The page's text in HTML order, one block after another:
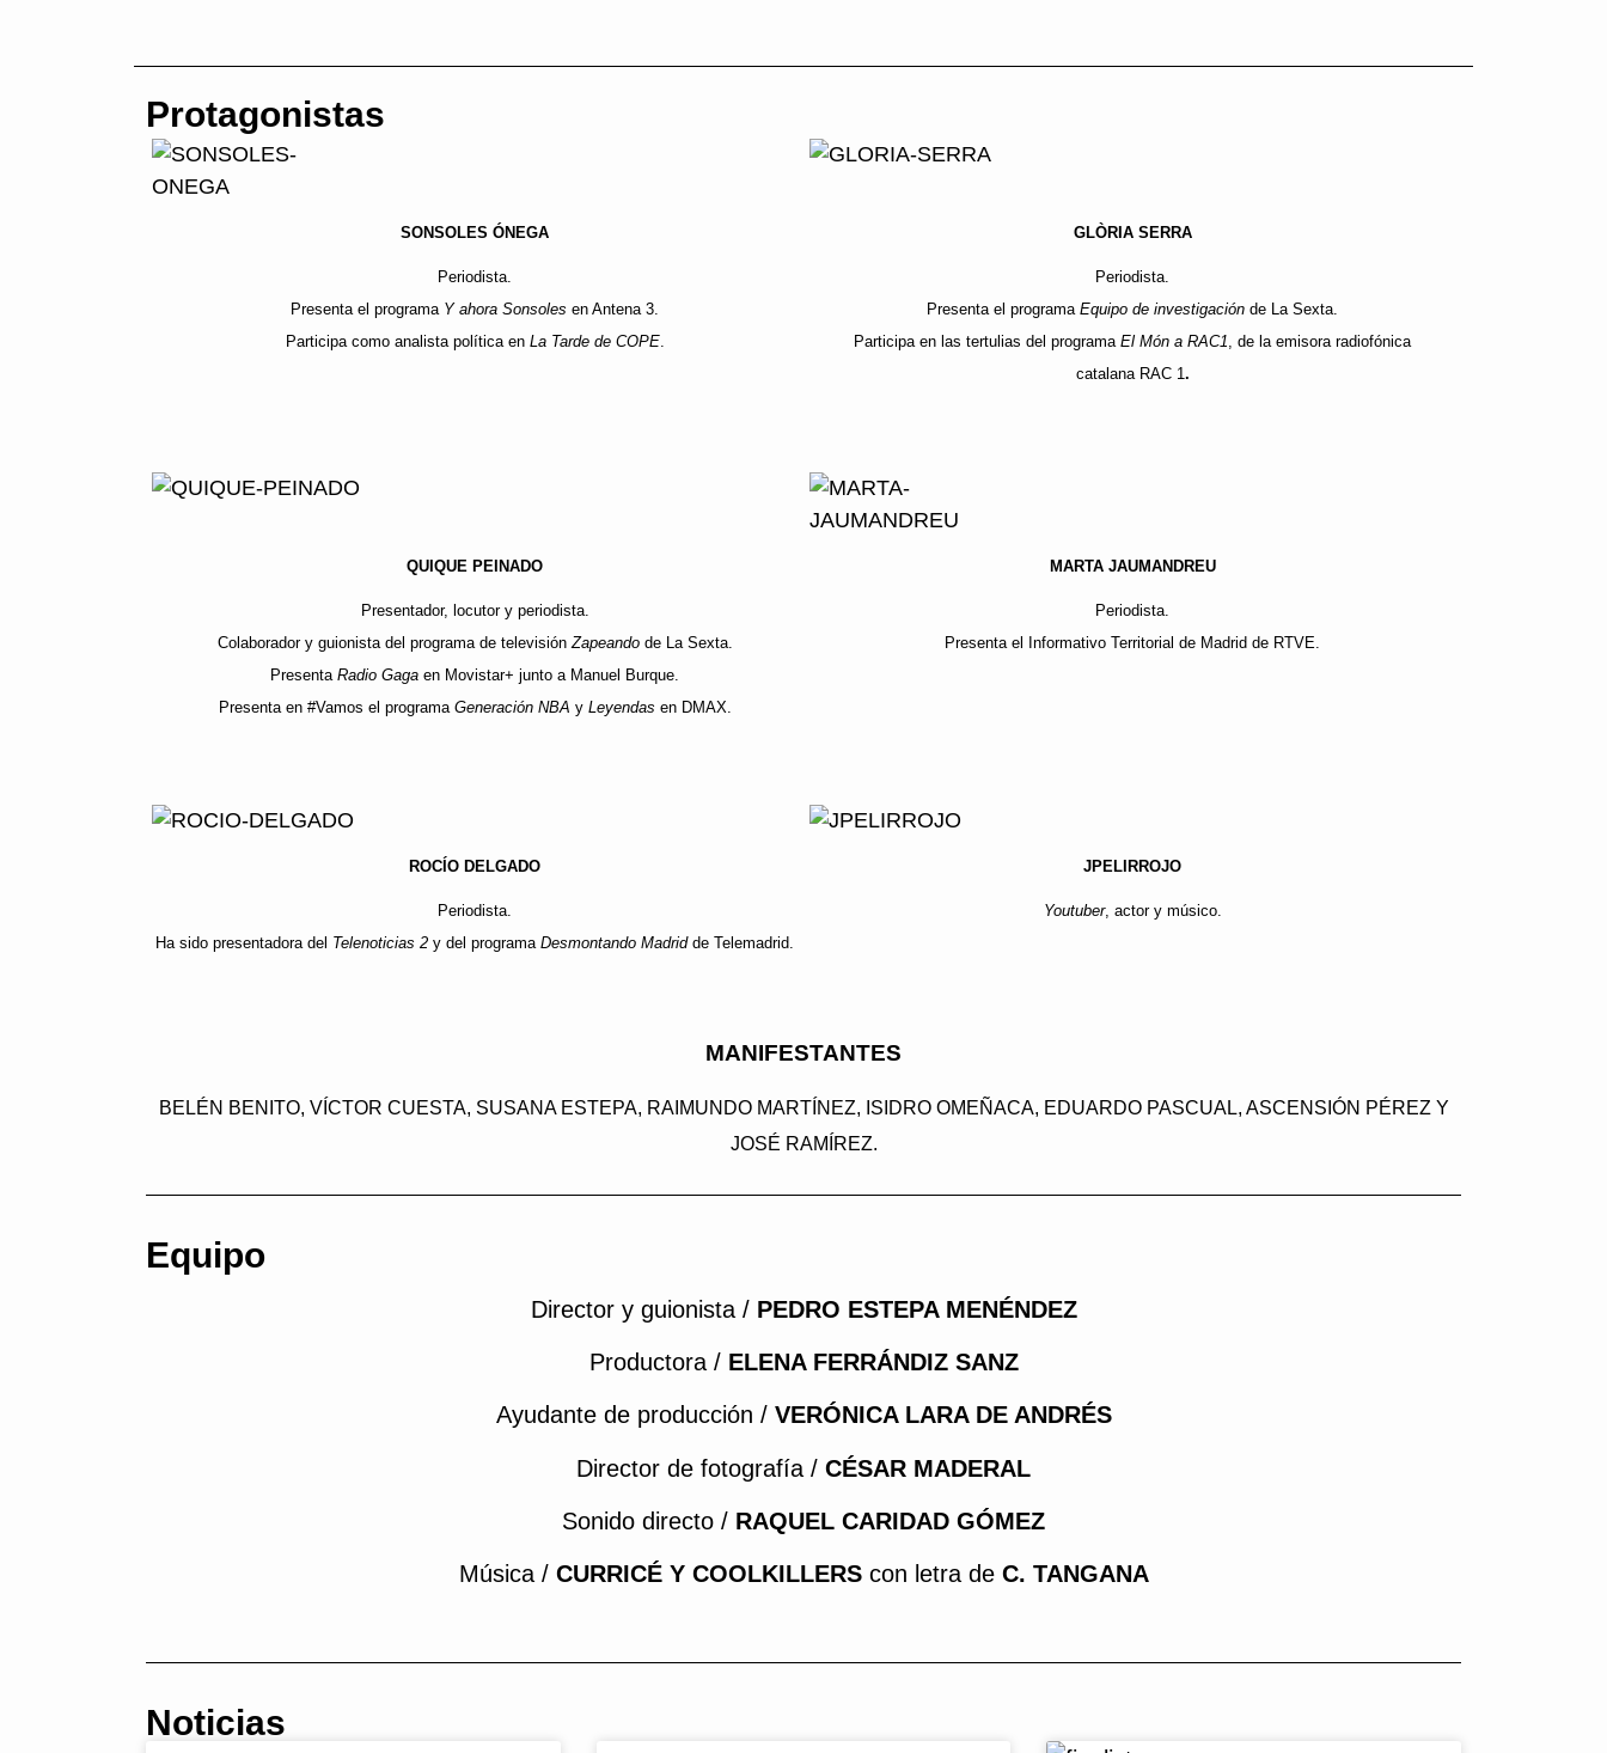
Protagonistas
SONSOLES ÓNEGA GLÒRIA SERRA
Periodista.
Presenta el programa Y ahora Sonsoles en Antena 3.
Participa como analista política en La Tarde de COPE.
Periodista.
Presenta el programa Equipo de investigación de La Sexta.
Participa en las tertulias del programa El Món a RAC1, de la emisora radiofónica
catalana RAC 1.
QUIQUE PEINADO MARTA JAUMANDREU
Presentador, locutor y periodista.
Colaborador y guionista del programa de televisión Zapeandode La Sexta.
Presenta Radio Gaga en Movistar+ junto a Manuel Burque.
Presenta en #Vamos el programa Generación NBA y Leyendas en DMAX.
Periodista.
Presenta el Informativo Territorial de Madrid de RTVE.
ROCÍO DELGADO JPELIRROJO
Periodista.
Ha sido presentadora del Telenoticias 2 y del programa Desmontando Madridde Telemadrid.
Youtuber, actor y músico.
MANIFESTANTES
BELÉN BENITO, VÍCTOR CUESTA, SUSANA ESTEPA, RAIMUNDO MARTÍNEZ, ISIDRO OMEÑACA, EDUARDO PASCUAL, ASCENSIÓN PÉREZ Y
JOSÉ RAMÍREZ.
Equipo
Director y guionista / PEDRO ESTEPA MENÉNDEZ
Productora / ELENA FERRÁNDIZ SANZ
Ayudante de producción / VERÓNICA LARA DE ANDRÉS
Director de fotografía / CÉSAR MADERAL
Sonido directo / RAQUEL CARIDAD GÓMEZ
Música / CURRICÉ Y COOLKILLERS con letra deC. TANGANA
Noticias